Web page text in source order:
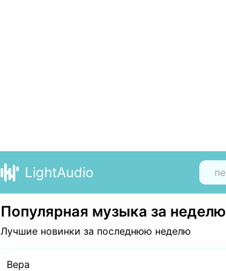
LightAudio
Популярная музыка за неделю
Лучшие новинки за последнюю неделю
Вера